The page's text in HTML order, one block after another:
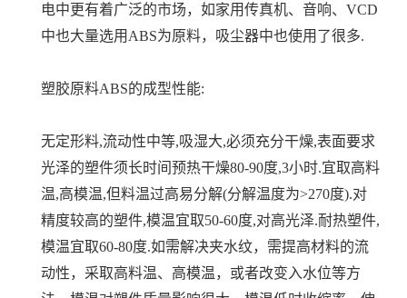
电中更有着广泛的市场，如家用传真机、音响、VCD
中也大量选用ABS为原料，吸尘器中也使用了很多.
塑胶原料ABS的成型性能:
无定形料,流动性中等,吸湿大,必须充分干燥,表面要求
光泽的塑件须长时间预热干燥80-90度,3小时.宜取高料
温,高模温,但料温过高易分解(分解温度为>270度).对
精度较高的塑件,模温宜取50-60度,对高光泽.耐热塑件,
模温宜取60-80度.如需解决夹水纹，需提高材料的流
动性，采取高料温、高模温，或者改变入水位等方